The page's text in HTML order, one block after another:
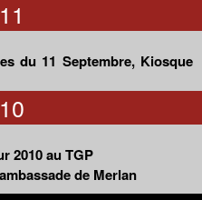
du 11 Septembre, Kiosque
2010 au TGP
de Merlan